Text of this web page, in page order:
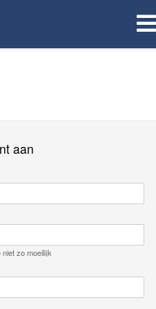
aan
zo moeilijk